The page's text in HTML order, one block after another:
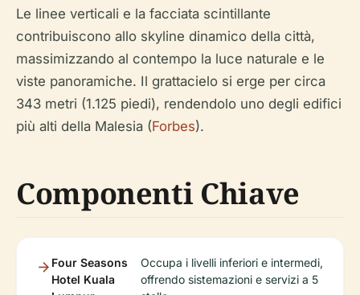
Le linee verticali e la facciata scintillante
contribuiscono allo skyline dinamico della città,
massimizzando al contempo la luce naturale e le
viste panoramiche. Il grattacielo si erge per circa
343 metri (1.125 piedi), rendendolo uno degli edifici
più alti della Malesia (Forbes).
Componenti Chiave
Four Seasons
Hotel Kuala
Occupa i livelli inferiori e intermedi,
offrendo sistemazioni e servizi a 5